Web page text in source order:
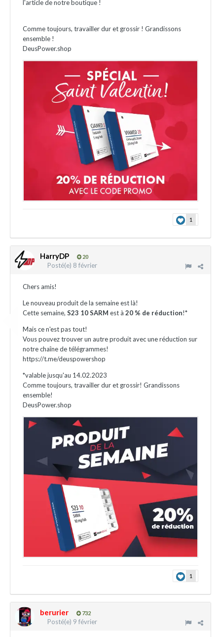
l'article de notre boutique !
Comme toujours, travailler dur et grossir ! Grandissons
ensemble !
DeusPower.shop
1
HarryDP 20
Posté(e) 8 février
Chers amis!
Le nouveau produit de la semaine est là!
Cette semaine, S23 10 SARM est à 20 % de réduction!*
Mais ce n'est pas tout!
Vous pouvez trouver un autre produit avec une réduction sur
notre chaîne de télégrammes!
https://t.me/deuspowershop
*valable jusqu'au 14.02.2023
Comme toujours, travailler dur et grossir! Grandissons
ensemble!
DeusPower.shop
1
berurier 732
Posté(e) 9 février